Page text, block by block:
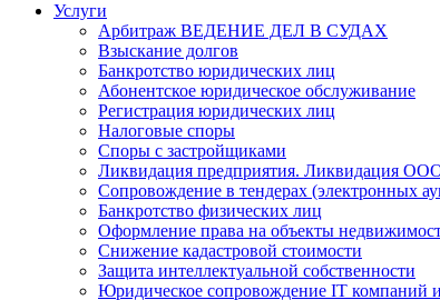
Услуги
Арбитраж ВЕДЕНИЕ ДЕЛ В СУДАХ
Взыскание долгов
Банкротство юридических лиц
Абонентское юридическое обслуживание
Регистрация юридических лиц
Налоговые споры
Споры с застройщиками
Ликвидация предприятия. Ликвидация
Сопровождение в тендерах (электронных
Банкротство физических лиц
Оформление права на объекты
Снижение кадастровой стоимости
Защита интеллектуальной собственности
Юридическое сопровождение IT компаний